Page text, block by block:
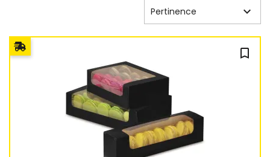
Pertinence 
bookmark_outline